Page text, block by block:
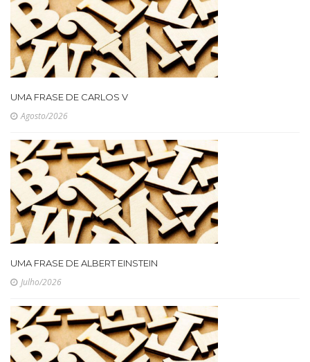
UMA FRASE DE CARLOS V
Agosto/2026
UMA FRASE DE ALBERT EINSTEIN
Julho/2026